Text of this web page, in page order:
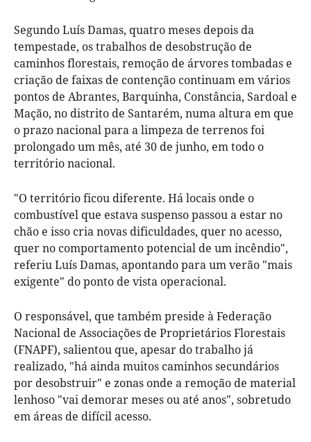
Segundo Luís Damas, quatro meses depois da
tempestade, os trabalhos de desobstrução de
caminhos florestais, remoção de árvores tombadas e
criação de faixas de contenção continuam em vários
pontos de Abrantes, Barquinha, Constância, Sardoal e
Mação, no distrito de Santarém, numa altura em que
o prazo nacional para a limpeza de terrenos foi
prolongado um mês, até 30 de junho, em todo o
território nacional.
"O território ficou diferente. Há locais onde o
combustível que estava suspenso passou a estar no
chão e isso cria novas dificuldades, quer no acesso,
quer no comportamento potencial de um incêndio",
referiu Luís Damas, apontando para um verão "mais
exigente" do ponto de vista operacional.
O responsável, que também preside à Federação
Nacional de Associações de Proprietários Florestais
(FNAPF), salientou que, apesar do trabalho já
realizado, "há ainda muitos caminhos secundários
por desobstruir" e zonas onde a remoção de material
lenhoso "vai demorar meses ou até anos", sobretudo
em áreas de difícil acesso.